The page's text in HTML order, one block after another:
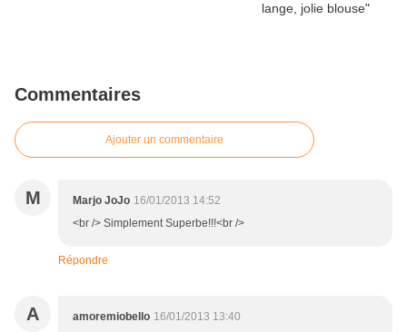
Commentaires
Ajouter un commentaire
M Marjo JoJo 16/01/2013 14:52
<br /> Simplement Superbe!!!<br />
Répondre
A amoremiobello 16/01/2013 13:40